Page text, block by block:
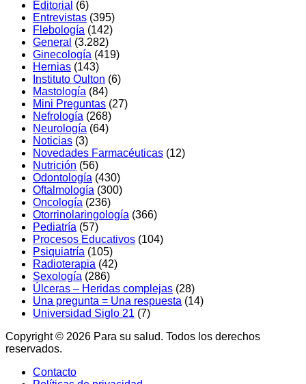
Editorial (6)
Entrevistas (395)
Flebología (142)
General (3.282)
Ginecologí­a (419)
Hernias (143)
Instituto Oulton (6)
Mastología (84)
Mini Preguntas (27)
Nefrologí­a (268)
Neurología (64)
Noticias (3)
Novedades Farmacéuticas (12)
Nutrición (56)
Odontologí­a (430)
Oftalmologí­a (300)
Oncología (236)
Otorrinolaringologí­a (366)
Pediatría (57)
Procesos Educativos (104)
Psiquiatrí­a (105)
Radioterapia (42)
Sexologí­a (286)
Úlceras – Heridas complejas (28)
Una pregunta = Una respuesta (14)
Universidad Siglo 21 (7)
Copyright © 2026 Para su salud. Todos los derechos
reservados.
Contacto